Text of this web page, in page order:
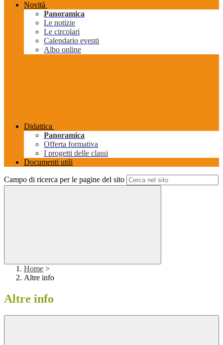
Novità
Panoramica
Le notizie
Le circolari
Calendario eventi
Albo online
Didattica
Panoramica
Offerta formativa
I progetti delle classi
Documenti utili
Campo di ricerca per le pagine del sito
Home >
Altre info
Altre info